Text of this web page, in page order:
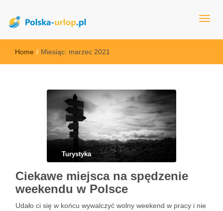
polska-urlop.pl
Home / Miesiąc: marzec 2021
Turystyka
Ciekawe miejsca na spędzenie
weekendu w Polsce
Udało ci się w końcu wywalczyć wolny weekend w pracy i nie